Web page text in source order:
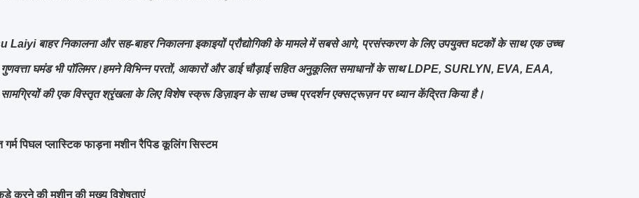
Laiyi बाहर निकालना और सह-बाहर निकालना इकाइयों प्रौद्योगिकी के मामले में सबसे आगे, प्रसंस्करण के लिए उपयुक्त घटकों के साथ एक उच्च
गुणवत्ता घमंड भी पॉलिमर।हमने विभिन्न परतों, आकारों और डाई चौड़ाई सहित अनुकूलित समाधानों के साथ LDPE, SURLYN, EVA, EAA,
की एक विस्तृत श्रृंखला के लिए विशेष स्क्रू डिज़ाइन के साथ उच्च प्रदर्शन एक्सट्रूज़न पर ध्यान केंद्रित किया है।
गर्म पिघल प्लास्टिक फाड़ना मशीन रैपिड कूलिंग सिस्टम
करने की मशीन की मुख्य विशेषताएं